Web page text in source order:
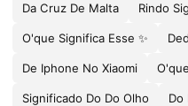
Da Cruz De Malta Rindo
O'que Significa Esse ✨
De Iphone No Xiaomi
Significado Do Do Olho Do